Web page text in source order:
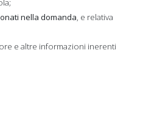
nella domanda, e relativa
e altre informazioni inerenti